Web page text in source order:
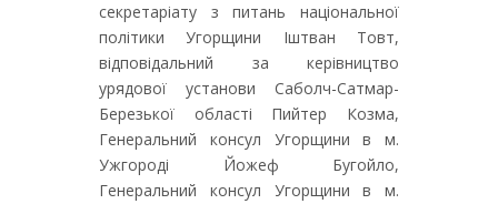
секретаріату з питань національної
політики Угорщини Іштван Товт,
відповідальний за керівництво
урядової установи Саболч-Сатмар-
Березької області Пийтер Козма,
Генеральний консул Угорщини в м.
Ужгороді Йожеф Бугойло,
Генеральний консул Угорщини в м.